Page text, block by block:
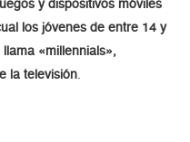
y dispositivos móviles
los jóvenes de entre 14 y
«millennials»,
la televisión.